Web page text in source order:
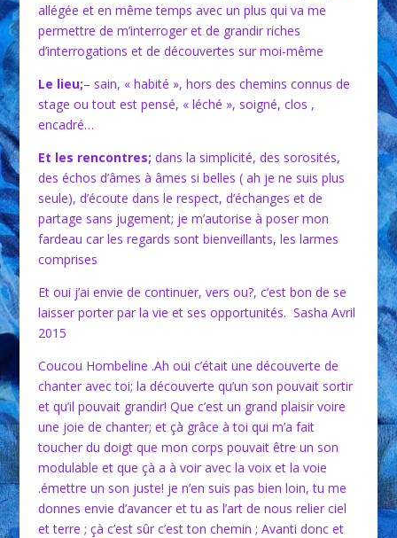
allégée et en même temps avec un plus qui va me
permettre de m’interroger et de grandir riches
d’interrogations et de découvertes sur moi-même
Le lieu;– sain, « habité », hors des chemins connus de
stage ou tout est pensé, « léché », soigné, clos ,
encadré…
Et les rencontres; dans la simplicité, des sorosités,
des échos d’âmes à âmes si belles ( ah je ne suis plus
seule), d’écoute dans le respect, d’échanges et de
partage sans jugement; je m’autorise à poser mon
fardeau car les regards sont bienveillants, les larmes
comprises
Et oui j’ai envie de continuer, vers ou?, c’est bon de se
laisser porter par la vie et ses opportunités. Sasha Avril
2015
Coucou Hombeline .Ah oui c’était une découverte de
chanter avec toi; la découverte qu’un son pouvait sortir
et qu’il pouvait grandir! Que c’est un grand plaisir voire
une joie de chanter; et çà grâce à toi qui m’a fait
toucher du doigt que mon corps pouvait être un son
modulable et que çà a à voir avec la voix et la voie
.émettre un son juste! je n’en suis pas bien loin, tu me
donnes envie d’avancer et tu as l’art de nous relier ciel
et terre ; çà c’est sûr c’est ton chemin ; Avanti donc et